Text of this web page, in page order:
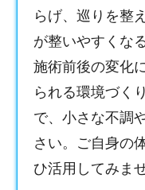
らげ、巡りを整
が整いやすくな
施術前後の変化
られる環境づく
で、小さな不調
さい。ご自身の
ひ活用してみま